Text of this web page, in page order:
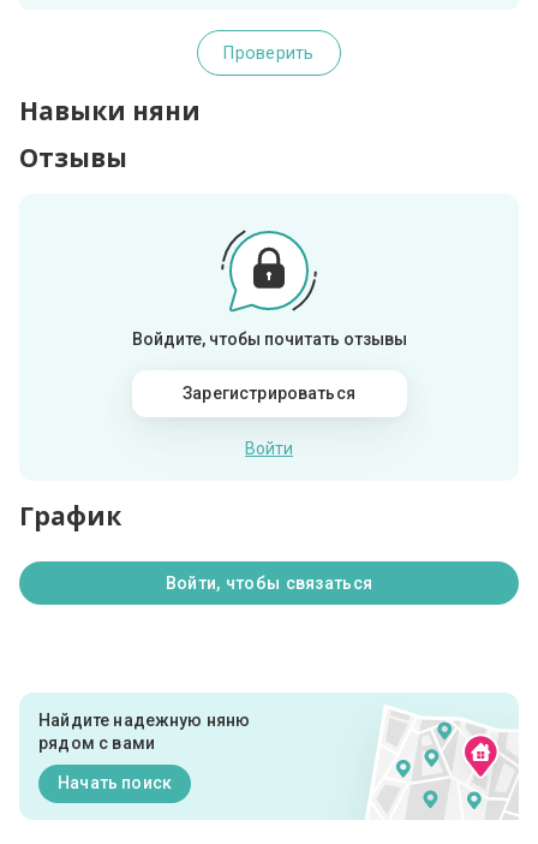
Проверить
Навыки няни
Отзывы
Войдите, чтобы почитать отзывы
Зарегистрироваться
Войти
График
Войти, чтобы связаться
Найдите надежную няню
рядом с вами
Начать поиск